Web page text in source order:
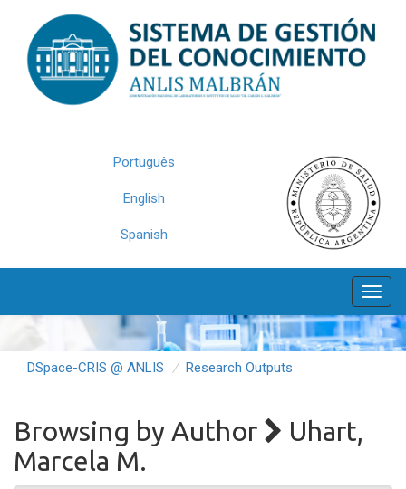
navigation
Português
English
Spanish
DSpace-CRIS @ ANLIS Research Outputs
Browsing by Author
Uhart,
Marcela M.